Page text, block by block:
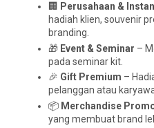
🏢 Perusahaan &
hadiah klien, souvenir
branding.
🎁 Event & Seminar –
pada seminar kit.
🎉 Gift Premium –
pelanggan atau
📦 Merchandise
yang membuat brand